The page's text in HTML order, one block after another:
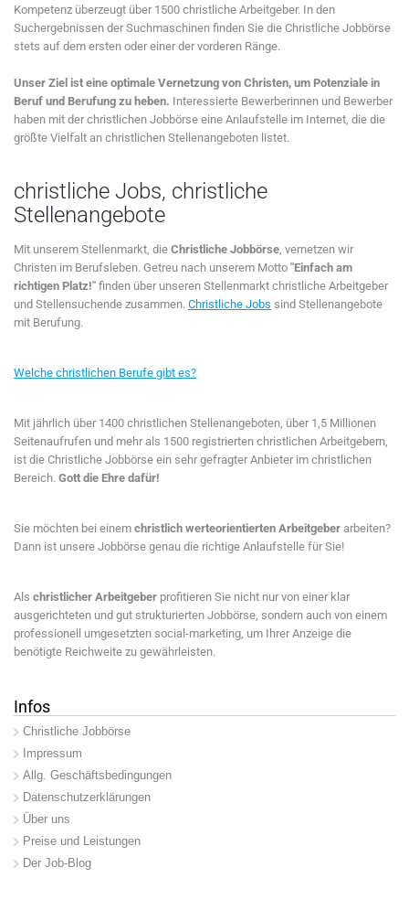
Kompetenz überzeugt über 1500 christliche Arbeitgeber. In den
Suchergebnissen der Suchmaschinen finden Sie die Christliche Jobbörse
stets auf dem ersten oder einer der vorderen Ränge.
Unser Ziel ist eine optimale Vernetzung von Christen, um Potenziale in
Beruf und Berufung zu heben. Interessierte Bewerberinnen und Bewerber
haben mit der christlichen Jobbörse eine Anlaufstelle im Internet, die die
größte Vielfalt an christlichen Stellenangeboten listet.
christliche Jobs, christliche
Stellenangebote
Mit unserem Stellenmarkt, die Christliche Jobbörse , vernetzen wir
Christen im Berufsleben. Getreu nach unserem Motto "Einfach am
richtigen Platz!" finden über unseren Stellenmarkt christliche Arbeitgeber
und Stellensuchende zusammen. Christliche Jobs sind Stellenangebote
mit Berufung.
Welche christlichen Berufe gibt es?
Mit jährlich über 1400 christlichen Stellenangeboten, über 1,5 Millionen
Seitenaufrufen und mehr als 1500 registrierten christlichen Arbeitgebern,
ist die Christliche Jobbörse ein sehr gefragter Anbieter im christlichen
Bereich. Gott die Ehre dafür!
Sie möchten bei einem christlich werteorientierten Arbeitgeber arbeiten?
Dann ist unsere Jobbörse genau die richtige Anlaufstelle für Sie!
Als christlicher Arbeitgeber profitieren Sie nicht nur von einer klar
ausgerichteten und gut strukturierten Jobbörse, sondern auch von einem
professionell umgesetzten social-marketing, um Ihrer Anzeige die
benötigte Reichweite zu gewährleisten.
Infos
Christliche Jobbörse
Impressum
Allg. Geschäftsbedingungen
Datenschutzerklärungen
Über uns
Preise und Leistungen
Der Job-Blog